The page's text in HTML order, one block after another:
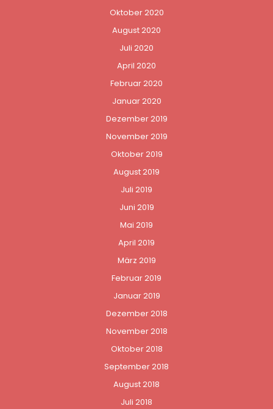
Oktober 2020
August 2020
Juli 2020
April 2020
Februar 2020
Januar 2020
Dezember 2019
November 2019
Oktober 2019
August 2019
Juli 2019
Juni 2019
Mai 2019
April 2019
März 2019
Februar 2019
Januar 2019
Dezember 2018
November 2018
Oktober 2018
September 2018
August 2018
Juli 2018